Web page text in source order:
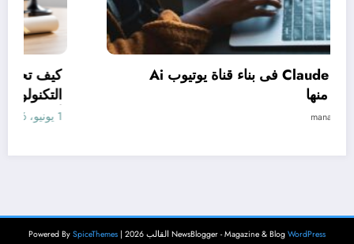
وتحقيق الربح منها
1 يونيو، 2026
NewsBlogger - Magazine & Blog WordPress القالب 2026 | Powered By SpiceThemes